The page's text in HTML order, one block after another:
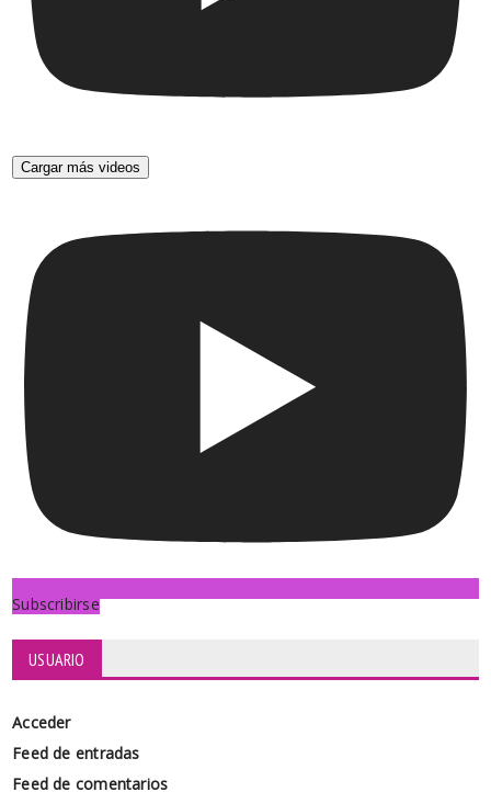
Cargar más videos
Subscribirse
USUARIO
Acceder
Feed de entradas
Feed de comentarios